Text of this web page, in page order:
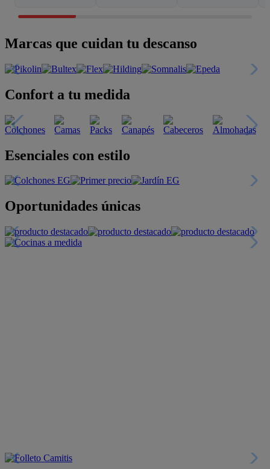
Marcas que cuidan tu descanso
Confort a tu medida
Esenciales con estilo
Oportunidades únicas